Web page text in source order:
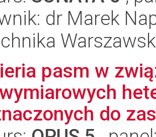
dr Marek
pasm w
do